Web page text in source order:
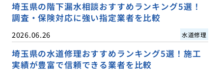
埼玉県の階下漏水相談おすすめランキング5選！
調査・保険対応に強い指定業者を比較
2026.06.26 水道修理
埼玉県の水道修理おすすめランキング5選！施工
実績が豊富で信頼できる業者を比較